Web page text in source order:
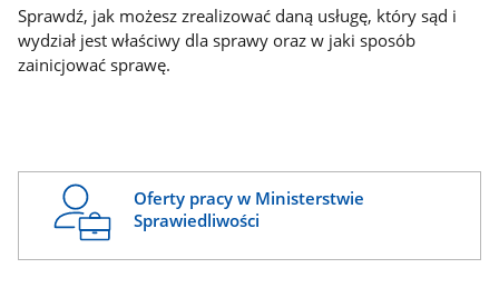
Sprawdź, jak możesz zrealizować daną usługę, który sąd i
wydział jest właściwy dla sprawy oraz w jaki sposób
zainicjować sprawę.
Oferty pracy w Ministerstwie
Sprawiedliwości